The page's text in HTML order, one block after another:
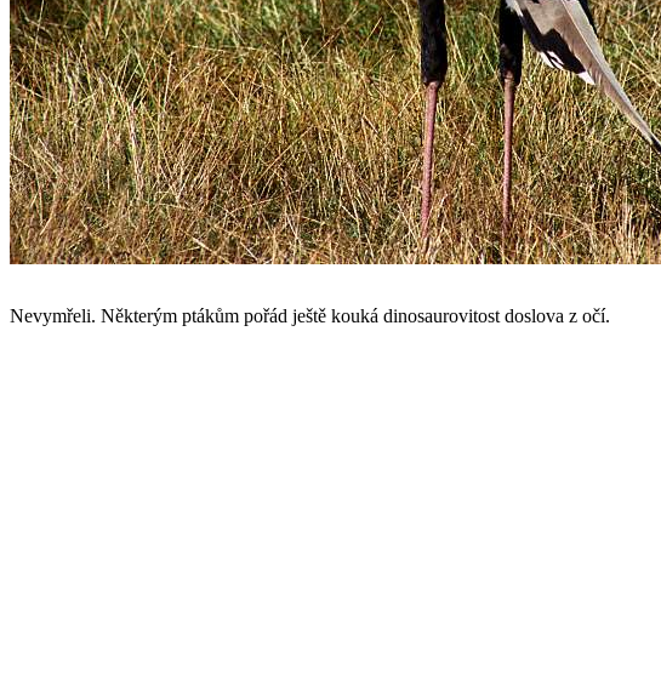
Nevymřeli. Některým ptákům pořád ještě kouká dinosaurovitost doslova z očí.